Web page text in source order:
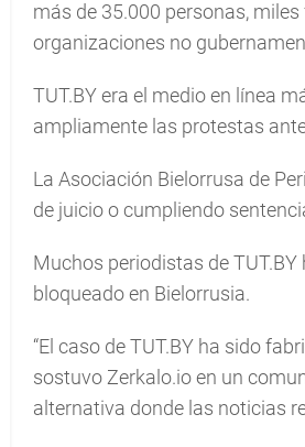
más de 35.000 personas,
organizaciones no
TUT.BY era el medio en línea
ampliamente las protestas
La Asociación Bielorrusa de
de juicio o cumpliendo
Muchos periodistas de
bloqueado en Bielorrusia.
“El caso de TUT.BY ha sido
sostuvo Zerkalo.io en un
alternativa donde las noticias